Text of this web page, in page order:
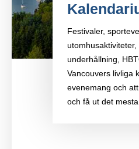
Festivaler,
utomhusaktiviteter,
underhållning,
Vancouvers livliga
evenemang och
och få ut det